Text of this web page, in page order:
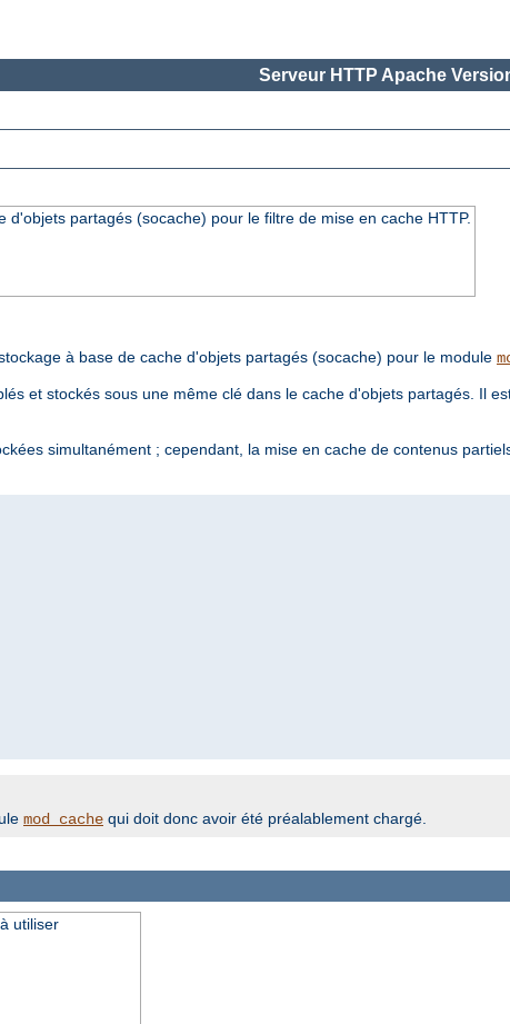
Serveur HTTP Apache
d'objets partagés (socache) pour le filtre de mise en cache HTTP.
à base de cache d'objets partagés (socache) pour le module
et stockés sous une même clé dans le cache d'objets partagés. Il
simultanément ; cependant, la mise en cache de contenus
mod_cache qui doit donc avoir été préalablement chargé.
utiliser